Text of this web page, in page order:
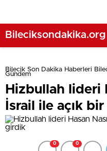
Bileciksondakika.org
Bilecik Son Dakika Haberleri
Gündem
Hizbullah lideri
İsrail ile açık
0 0